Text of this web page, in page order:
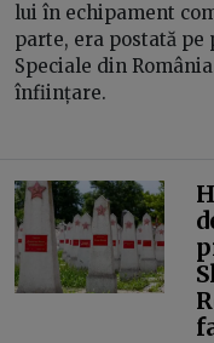
lui în echipament
parte, era postată
Speciale din
înființare.